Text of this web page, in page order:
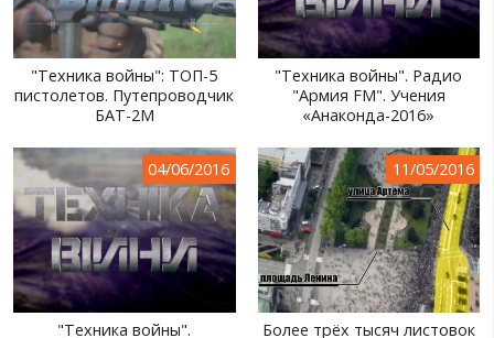
"Техника войны": ТОП-5
пистолетов. Путепроводчик
БАТ-2М
"Техника войны". Радио
"Армия FM". Учения
«Анаконда-2016»
04/06/2016
"Техника войны".
11/05/2016
Более трёх тысяч листовок